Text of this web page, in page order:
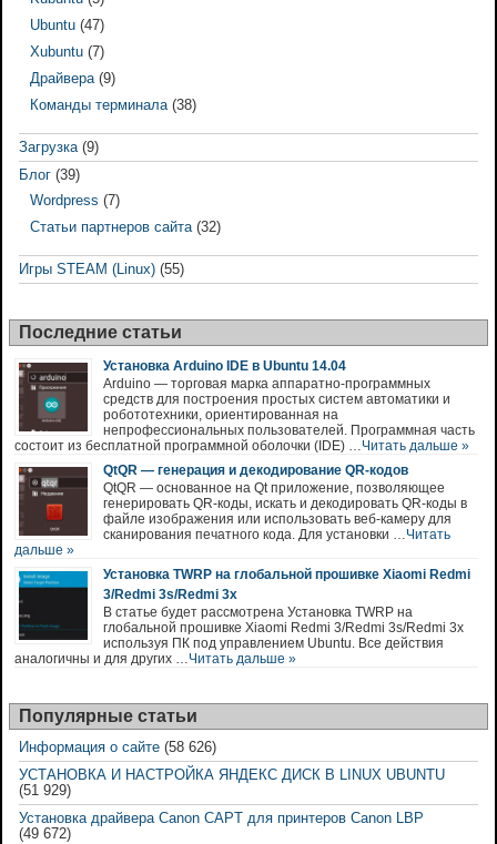
Ubuntu (47)
Xubuntu (7)
Драйвера (9)
Команды терминала (38)
Загрузка (9)
Блог (39)
Wordpress (7)
Статьи партнеров сайта (32)
Игры STEAM (Linux) (55)
Последние статьи
Установка Arduino IDE в Ubuntu 14.04
Arduino — торговая марка аппаратно-программных
средств для построения простых систем автоматики и
робототехники, ориентированная на
непрофессиональных пользователей. Программная часть
состоит из бесплатной программной оболочки (IDE) …Читать дальше »
QtQR — генерация и декодирование QR-кодов
QtQR — основанное на Qt приложение, позволяющее
генерировать QR-коды, искать и декодировать QR-коды в
файле изображения или использовать веб-камеру для
сканирования печатного кода. Для установки …Читать
дальше »
Установка TWRP на глобальной прошивке Xiaomi Redmi
3/Redmi 3s/Redmi 3x
В статье будет рассмотрена Установка TWRP на
глобальной прошивке Xiaomi Redmi 3/Redmi 3s/Redmi 3x
используя ПК под управлением Ubuntu. Все действия
аналогичны и для других …Читать дальше »
Популярные статьи
Информация о сайте (58 626)
УСТАНОВКА И НАСТРОЙКА ЯНДЕКС ДИСК В LINUX UBUNTU
(51 929)
Установка драйвера Canon CAPT для принтеров Canon LBP
(49 672)